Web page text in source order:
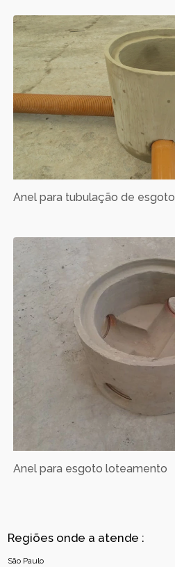
Anel para tubulação de esgoto
Anel para esgoto loteamento
Regiões onde a atende :
São Paulo